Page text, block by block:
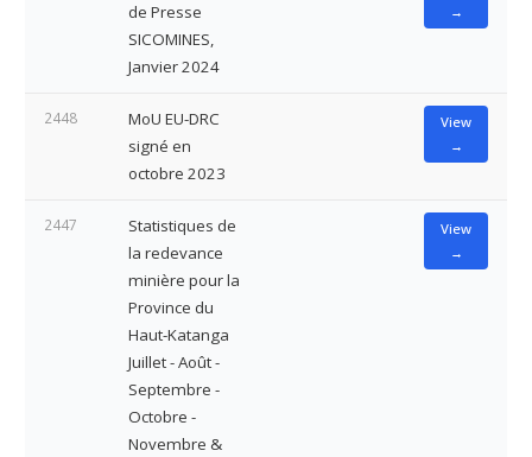
de Presse
SICOMINES,
Janvier 2024
→
2448
MoU EU-DRC
signé en
octobre 2023
View
→
2447
Statistiques de
la redevance
minière pour la
Province du
Haut-Katanga
Juillet - Août -
Septembre -
Octobre -
Novembre &
View
→